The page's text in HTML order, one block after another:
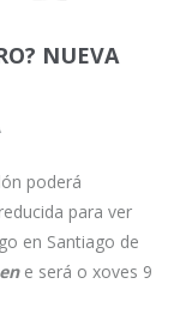
NUEVA
poderá
para ver
en Santiago de
e será o xoves 9